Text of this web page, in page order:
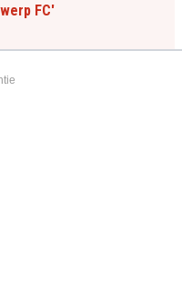
FC'